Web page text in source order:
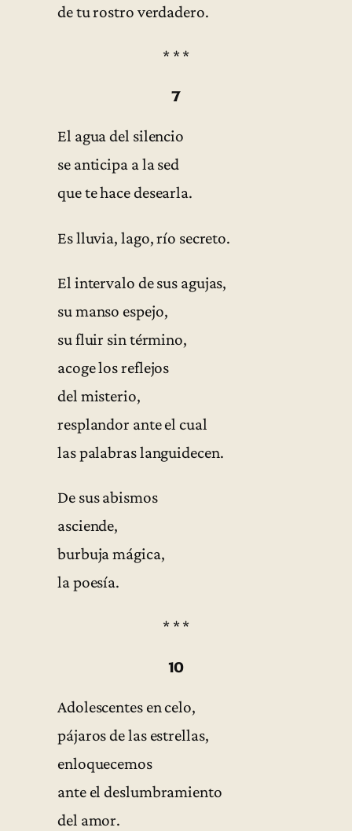
de tu rostro verdadero.
* * *
7
El agua del silencio
se anticipa a la sed
que te hace desearla.
Es lluvia, lago, río secreto.
El intervalo de sus agujas,
su manso espejo,
su fluir sin término,
acoge los reflejos
del misterio,
resplandor ante el cual
las palabras languidecen.
De sus abismos
asciende,
burbuja mágica,
la poesía.
* * *
10
Adolescentes en celo,
pájaros de las estrellas,
enloquecemos
ante el deslumbramiento
del amor.